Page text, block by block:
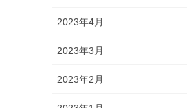
2023年4月
2023年3月
2023年2月